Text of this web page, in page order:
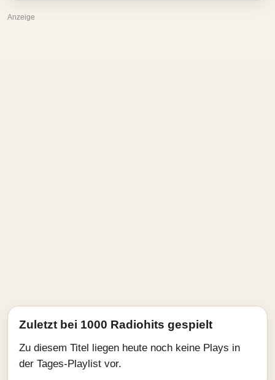
Anzeige
Zuletzt bei 1000 Radiohits gespielt
Zu diesem Titel liegen heute noch keine Plays in
der Tages-Playlist vor.